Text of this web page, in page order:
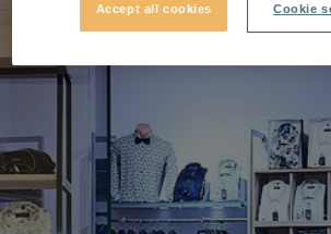
Accept all cookies Cookie